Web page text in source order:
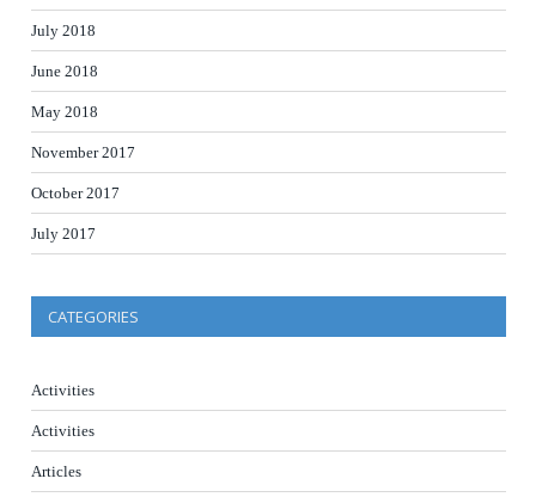
July 2018
June 2018
May 2018
November 2017
October 2017
July 2017
CATEGORIES
Activities
Activities
Articles